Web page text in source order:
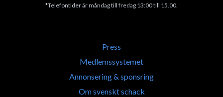
*Telefontider är måndag till fredag 13:00 till 15.00.
Press
Medlemssystemet
Annonsering & sponsring
Om svenskt schack